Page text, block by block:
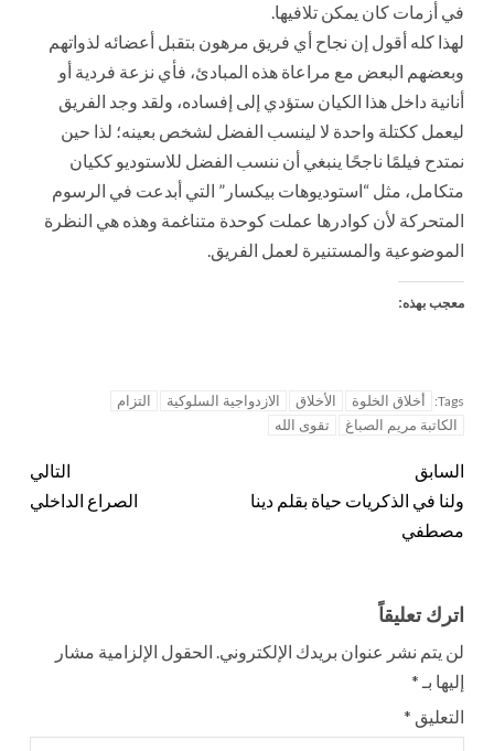
في أزمات كان يمكن تلافيها.
لهذا كله أقول إن نجاح أي فريق مرهون بتقبل أعضائه لذواتهم
وبعضهم البعض مع مراعاة هذه المبادئ، فأي نزعة فردية أو
أنانية داخل هذا الكيان ستؤدي إلى إفساده، ولقد وجد الفريق
ليعمل ككتلة واحدة لا لينسب الفضل لشخص بعينه؛ لذا حين
نمتدح فيلمًا ناجحًا ينبغي أن ننسب الفضل للاستوديو ككيان
متكامل، مثل “استوديوهات بيكسار” التي أبدعت في الرسوم
المتحركة لأن كوادرها عملت كوحدة متناغمة وهذه هي النظرة
الموضوعية والمستنيرة لعمل الفريق.
معجب بهذه:
Tags: أخلاق الخلوة الأخلاق الازدواجية السلوكية
التزام
الكاتبة مريم الصباغ
تقوى الله
السابق
ولنا في الذكريات حياة بقلم دينا
مصطفي
التالي
الصراع الداخلي
اترك تعليقاً
لن يتم نشر عنوان بريدك الإلكتروني. الحقول الإلزامية مشار
إليها بـ *
التعليق *